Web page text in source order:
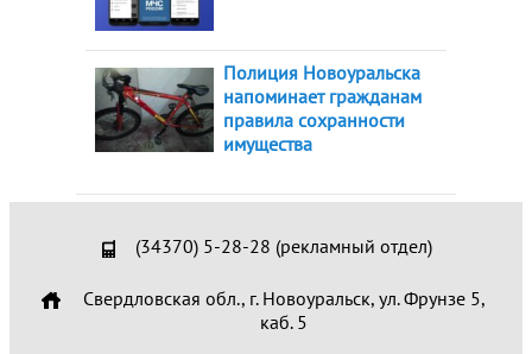
Полиция Новоуральска
напоминает гражданам
правила сохранности
имущества
(34370) 5-28-28 (рекламный отдел)
Свердловская обл., г. Новоуральск, ул. Фрунзе 5,
каб. 5